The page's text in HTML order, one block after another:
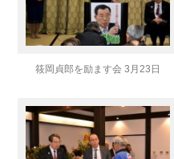
筱岡貞郎を励ます会 3月23日